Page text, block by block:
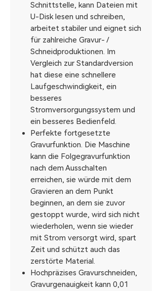
Schnittstelle, kann Dateien mit
U-Disk lesen und schreiben,
arbeitet stabiler und eignet sich
für zahlreiche Gravur- /
Schneidproduktionen. Im
Vergleich zur Standardversion
hat diese eine schnellere
Laufgeschwindigkeit, ein
besseres
Stromversorgungssystem und
ein besseres Bedienfeld.
Perfekte fortgesetzte
Gravurfunktion. Die Maschine
kann die Folgegravurfunktion
nach dem Ausschalten
erreichen, sie würde mit dem
Gravieren an dem Punkt
beginnen, an dem sie zuvor
gestoppt wurde, wird sich nicht
wiederholen, wenn sie wieder
mit Strom versorgt wird, spart
Zeit und schützt auch das
zerstörte Material.
Hochpräzises Gravurschneiden,
Gravurgenauigkeit kann 0,01